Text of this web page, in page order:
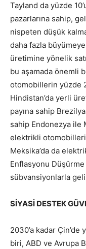
Tayland da yüzde
pazarlarına sahip,
nispeten düşük
daha fazla
üretimine yönelik
bu aşamada önemli
otomobillerin yüzde
Hindistan’da yerli
payına sahip
sahip Endonezya ile
elektrikli
Meksika’da da
Enflasyonu Düşürme
sübvansiyonlarla
SİYASİ DESTEK
2030’a kadar
biri, ABD ve Avrupa